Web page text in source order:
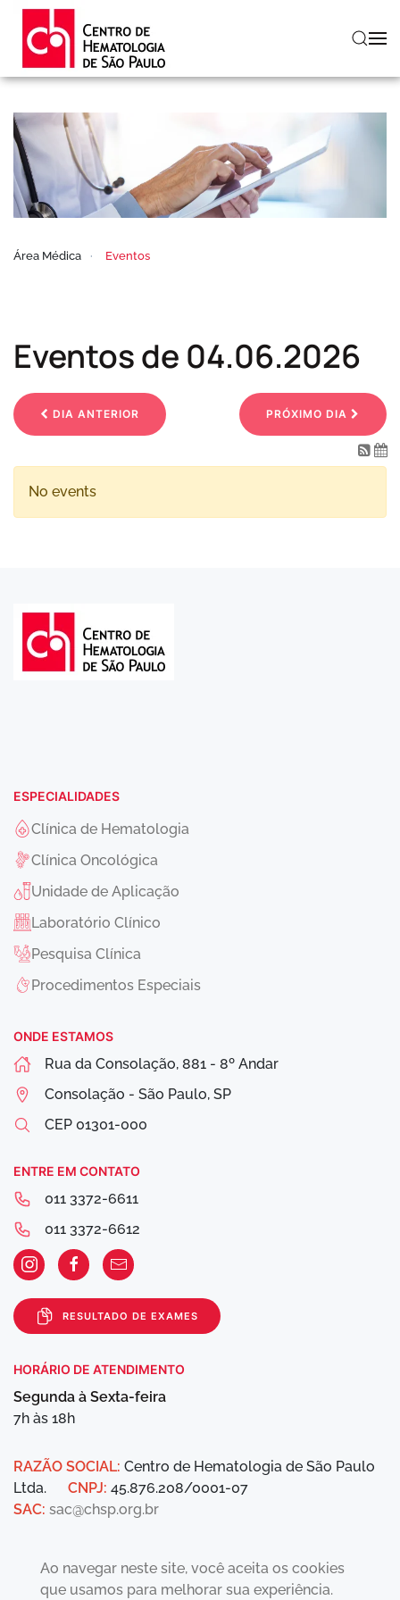
Skip to main content
Área Médica Eventos
Eventos de 04.06.2026
DIA ANTERIOR PRÓXIMO DIA
No events
ESPECIALIDADES
Clínica de Hematologia
Clínica Oncológica
Unidade de Aplicação
Laboratório Clínico
Pesquisa Clínica
Procedimentos Especiais
ONDE ESTAMOS
Rua da Consolação, 881 - 8º Andar
Consolação - São Paulo, SP
CEP 01301-000
ENTRE EM CONTATO
011 3372-6611
011 3372-6612
RESULTADO DE EXAMES
HORÁRIO DE ATENDIMENTO
Segunda à Sexta-feira
7h às 18h
RAZÃO SOCIAL: Centro de Hematologia de São Paulo
Ltda. CNPJ: 45.876.208/0001-07
SAC: sac@chsp.org.br
Ao navegar neste site, você aceita os cookies
que usamos para melhorar sua experiência.